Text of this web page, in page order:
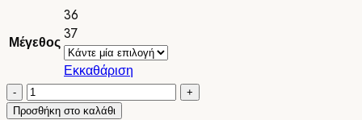
Μέγεθος
36
37
Εκκαθάριση
Δερματινες
Παντοφλες
Προσθήκη στο καλάθι